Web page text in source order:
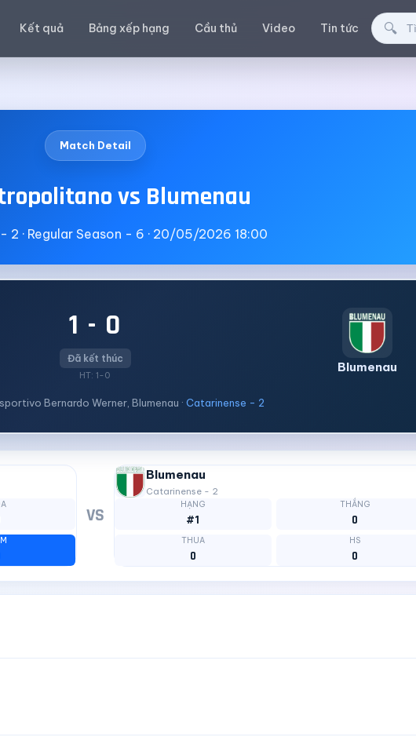
Kết quả Bảng xếp hạng Cầu thủ Video Tin tức Tìm kiếm
🔍
Match Detail
vs Blumenau
2 · Regular Season - 6 · 20/05/2026 18:00
1 - 0
Đã kết thúc
HT: 1-0
Blumenau
Bernardo Werner, Blumenau · Catarinense - 2
VS
Blumenau
Catarinense - 2
HẠNG
#1
THẮNG
0
THUA
0
HS
0